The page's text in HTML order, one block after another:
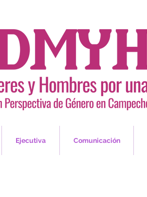
Ejecutiva Comunicación